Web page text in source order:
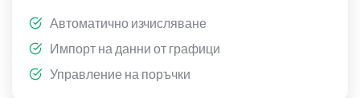
Автоматично изчисляване
Импорт на данни от графици
Управление на поръчки